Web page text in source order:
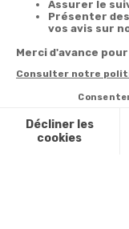
Suivi de
commande
Paiement facilité
Satisfait ou
ou échange
Codes
promotionnels